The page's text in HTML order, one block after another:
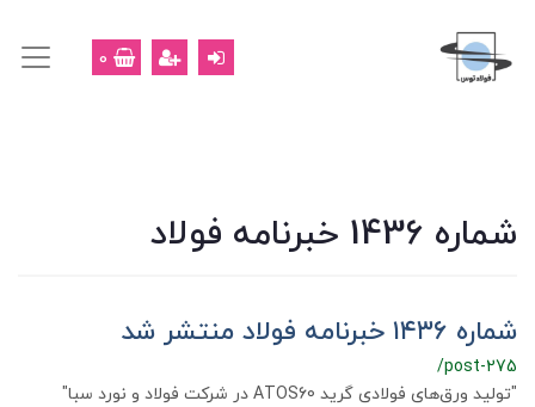
0
شماره 1436 خبرنامه فولاد
شماره ۱۴۳۶ خبرنامه فولاد منتشر شد
/post-275
"تولید ورق‌های فولادی گرید ATOS60 در شرکت فولاد و نورد سبا"